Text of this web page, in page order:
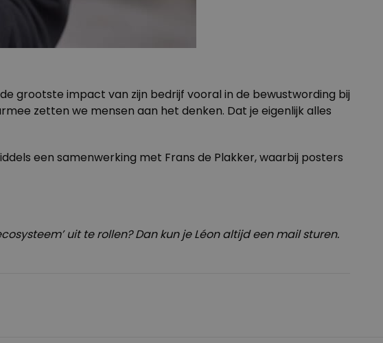
grootste impact van zijn bedrijf vooral in de bewustwording bij
zetten we mensen aan het denken. Dat je eigenlijk alles
een samenwerking met Frans de Plakker, waarbij posters
uit te rollen? Dan kun je Léon altijd een mail sturen.